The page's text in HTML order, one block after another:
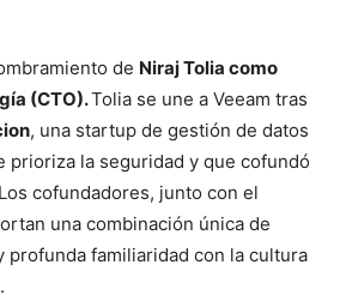
de Niraj Tolia como
(CTO).Tolia se une a Veeam tras
, una startup de gestión de datos
prioriza la seguridad y que cofundó
cofundadores, junto con el
una combinación única de
profunda familiaridad con la cultura